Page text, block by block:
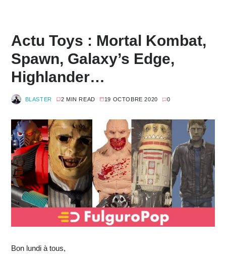
Actu Toys : Mortal Kombat,
Spawn, Galaxy’s Edge,
Highlander…
BLASTER 2 MIN READ 19 OCTOBRE 2020 0
Bon lundi à tous,